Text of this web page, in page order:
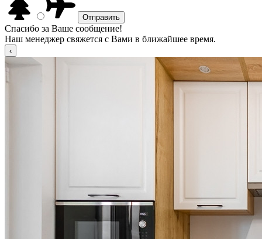
Спасибо за Ваше сообщение!
Наш менеджер свяжется с Вами в ближайшее время.